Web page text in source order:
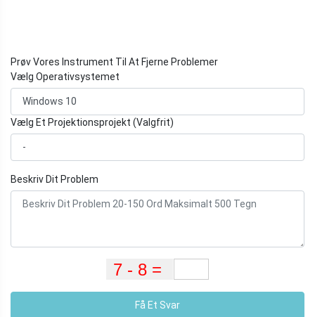
Prøv Vores Instrument Til At Fjerne Problemer
Vælg Operativsystemet
Vælg Et Projektionsprojekt (Valgfrit)
Beskriv Dit Problem
Få Et Svar